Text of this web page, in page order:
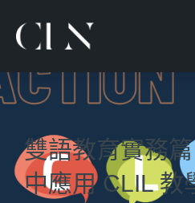
雙語教育實務
中應用 CLIL 教